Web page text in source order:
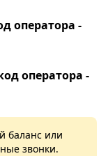
оператора -
оператора -
баланс или
звонки.